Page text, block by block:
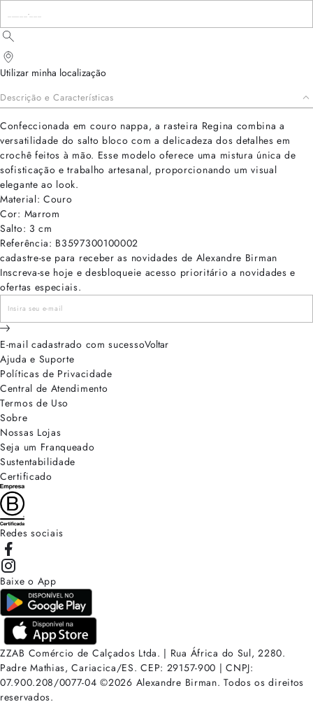
Utilizar minha localização
Descrição e Características
Confeccionada em couro nappa, a rasteira Regina combina a
versatilidade do salto bloco com a delicadeza dos detalhes em
crochê feitos à mão. Esse modelo oferece uma mistura única de
sofisticação e trabalho artesanal, proporcionando um visual
elegante ao look.
Material: Couro
Cor: Marrom
Salto: 3 cm
Referência: B3597300100002
cadastre-se para receber as novidades de Alexandre Birman
Inscreva-se hoje e desbloqueie acesso prioritário a novidades e
ofertas especiais.
E-mail cadastrado com sucessoVoltar
Ajuda e Suporte
Políticas de Privacidade
Central de Atendimento
Termos de Uso
Sobre
Nossas Lojas
Seja um Franqueado
Sustentabilidade
Certificado
Redes sociais
Baixe o App
ZZAB Comércio de Calçados Ltda. | Rua África do Sul, 2280.
Padre Mathias, Cariacica/ES. CEP: 29157-900 | CNPJ:
07.900.208/0077-04 ©2026 Alexandre Birman. Todos os direitos
reservados.